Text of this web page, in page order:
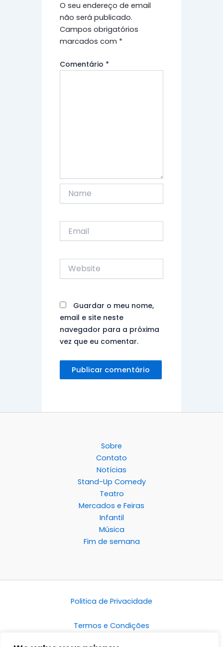
O seu endereço de email
não será publicado.
Campos obrigatórios
marcados com *
Comentário *
Website
Guardar o meu nome,
email e site neste
navegador para a próxima
vez que eu comentar.
Sobre
Contato
Notícias
Stand-Up Comedy
Teatro
Mercados e Feiras
Infantil
Música
Fim de semana
Politica de Privacidade
Termos e Condições